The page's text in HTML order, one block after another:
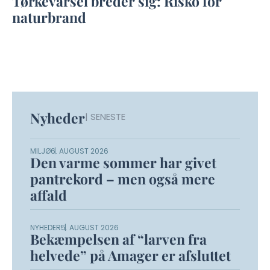
naturbrand
Nyheder| SENESTE
MILJØ6. AUGUST 2026
Den varme sommer har givet
pantrekord – men også mere
affald
NYHEDER5. AUGUST 2026
Bekæmpelsen af “larven fra
helvede” på Amager er afsluttet